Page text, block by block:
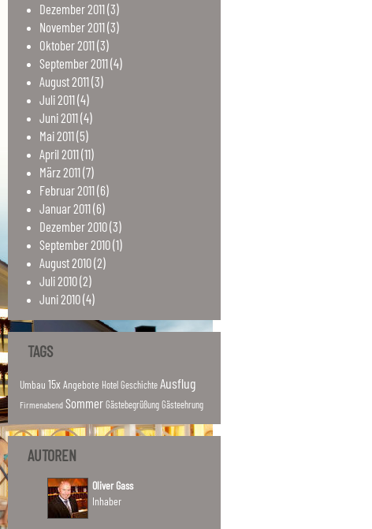
Dezember2011(3)
November2011(3)
Oktober2011(3)
September2011(4)
August2011(3)
Juli2011(4)
Juni2011(4)
Mai2011(5)
April 2011(11)
März2011(7)
Februar2011(6)
Januar2011(6)
Dezember2010(3)
September2010(1)
August2010(2)
Juli2010(2)
Juni2010(4)
TAGS
Umbau 15xAngebote Hotel Geschichte Ausflug
Firmenabend Sommer Gästebegrüßung Gästeehrung
AUTOREN
Oliver Gass
Inhaber